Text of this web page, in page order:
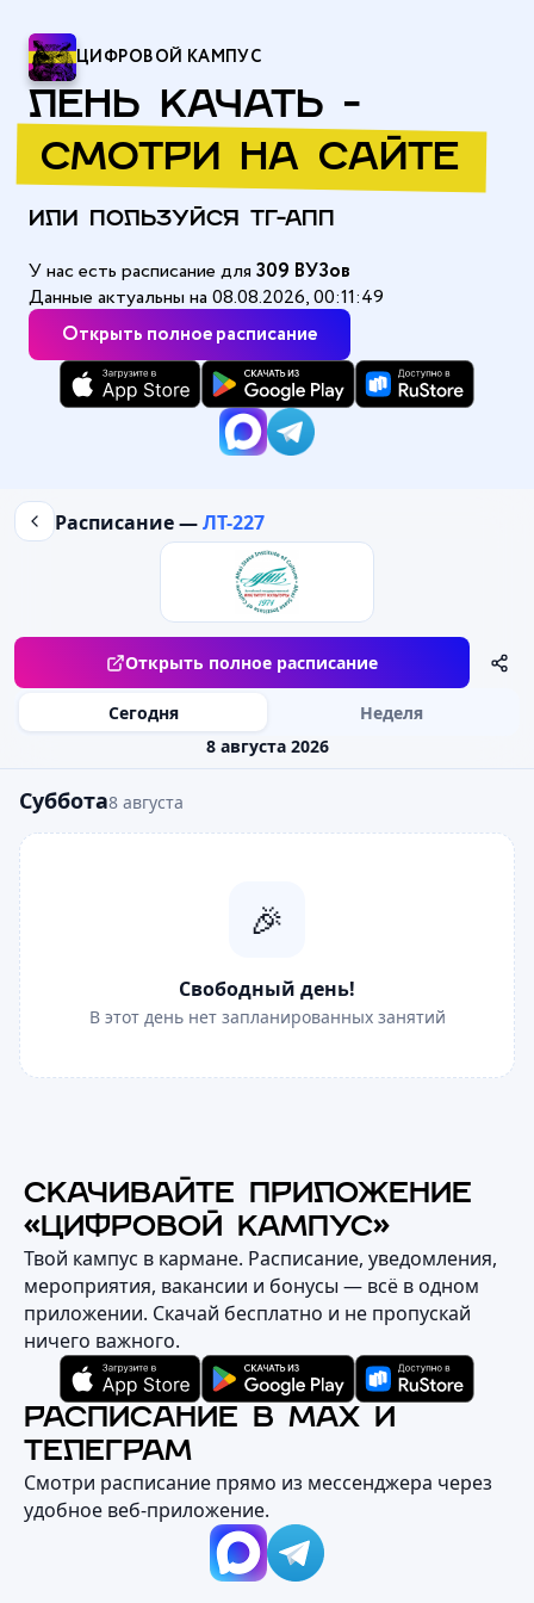
ЦИФРОВОЙ КАМПУС
ЛЕНЬ КАЧАТЬ -
СМОТРИ НА САЙТЕ
ИЛИ ПОЛЬЗУЙСЯ ТГ-АПП
Открыть полное расписание
У нас есть расписание для 309 ВУЗов
Данные актуальны на 08.08.2026, 00:11:49
Главная
Расписание —ЛТ-227
Открыть полное расписание
Сегодня
Неделя
8 августа 2026
Суббота8 августа
🎉
Свободный день!
В этот день нет запланированных занятий
СКАЧИВАЙТЕ ПРИЛОЖЕНИЕ
«ЦИФРОВОЙ КАМПУС»
Твой кампус в кармане. Расписание, уведомления,
мероприятия, вакансии и бонусы — всё в одном
приложении. Скачай бесплатно и не пропускай
ничего важного.
РАСПИСАНИЕ В MAX И
ТЕЛЕГРАМ
Смотри расписание прямо из мессенджера через
удобное веб‑приложение.